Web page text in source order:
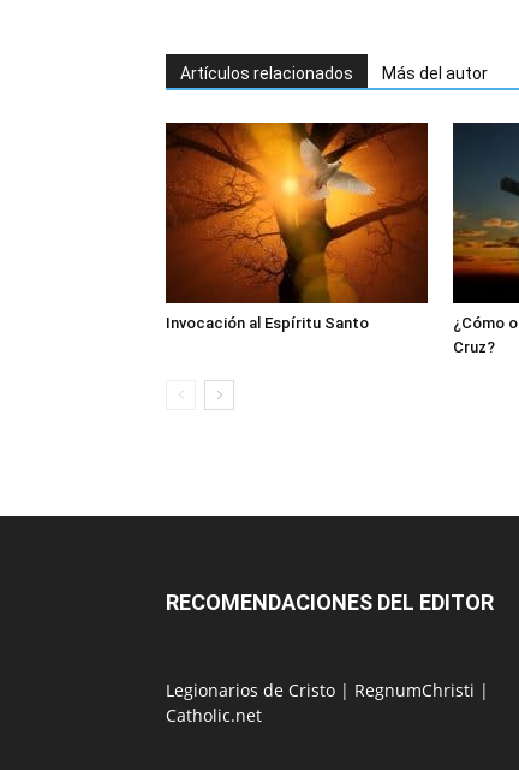
Artículos relacionados Más del autor
Invocación al Espíritu Santo
¿Cómo
Cruz?
RECOMENDACIONES DEL EDITOR
Legionarios de Cristo | RegnumChristi |
Catholic.net